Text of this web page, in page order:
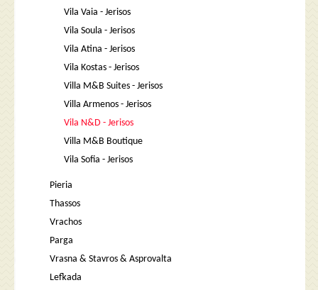
Vila Vaia - Jerisos
Vila Soula - Jerisos
Vila Atina - Jerisos
Vila Kostas - Jerisos
Villa M&B Suites - Jerisos
Villa Armenos - Jerisos
Vila N&D - Jerisos
Villa M&B Boutique
Vila Sofia - Jerisos
Pieria
Thassos
Vrachos
Parga
Vrasna & Stavros & Asprovalta
Lefkada